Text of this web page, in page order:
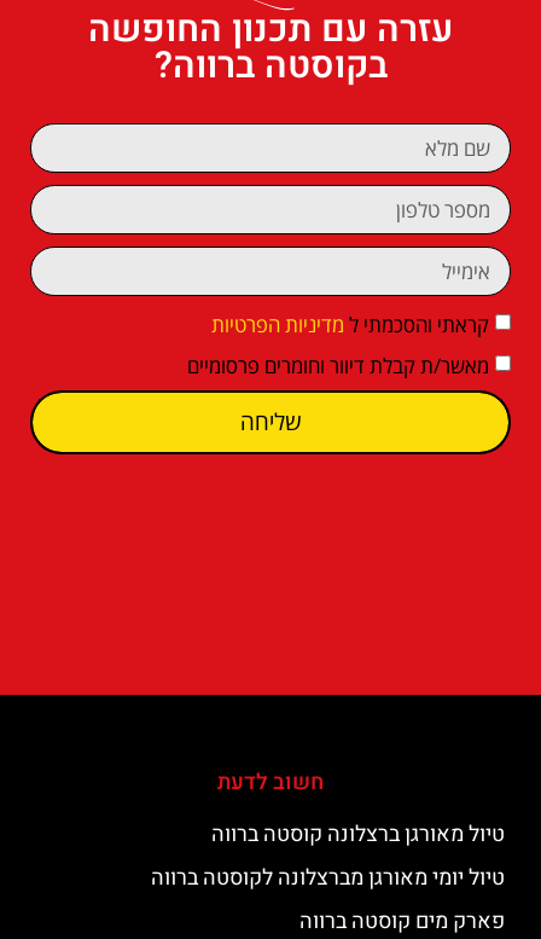
עזרה עם תכנון החופשה
בקוסטה ברווה?
קראתי והסכמתי ל מדיניות הפרטיות
מאשר/ת קבלת דיוור וחומרים פרסומיים
שליחה
חשוב לדעת
טיול מאורגן ברצלונה קוסטה ברווה
טיול יומי מאורגן מברצלונה לקוסטה ברווה
פארק מים קוסטה ברווה